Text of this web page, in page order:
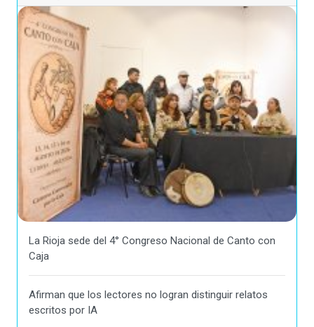
La Rioja sede del 4° Congreso Nacional de Canto con
Caja
Afirman que los lectores no logran distinguir relatos
escritos por IA